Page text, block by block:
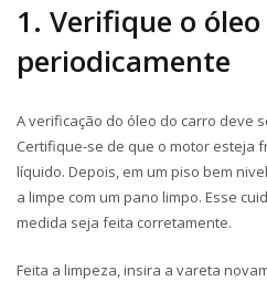
1. Verifique o óleo
periodicamente
A verificação do óleo do carro deve
Certifique-se de que o motor esteja
líquido. Depois, em um piso bem
a limpe com um pano limpo. Esse
medida seja feita corretamente.
Feita a limpeza, insira a vareta